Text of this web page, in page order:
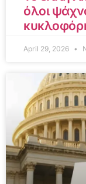
όλοι
April 29, 2026